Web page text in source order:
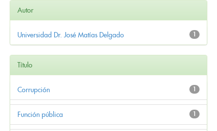
Autor
1
Universidad Dr. José Matías Delgado
Título
1
Corrupción
1
Función pública